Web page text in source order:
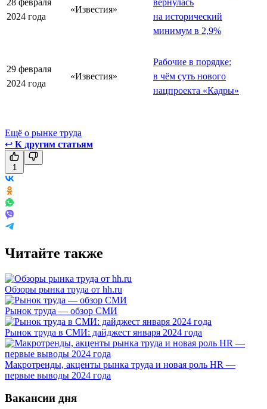
2024 года
«Известия»
на исторический
минимум в 2,9%
29 февраля
2024 года
«Известия»
Рабочие в порядке:
в чём суть нового
нацпроекта «Кадры»
Ещё о рынке труда
↩ К другим статьям
1
Читайте также
Обзоры рынка труда от hh.ru
Рынок труда — обзор СМИ
Рынок труда в СМИ: дайджест января 2024 года
Макротренды, акценты рынка труда и новая роль HR —
первые выводы 2024 года
Вакансии дня